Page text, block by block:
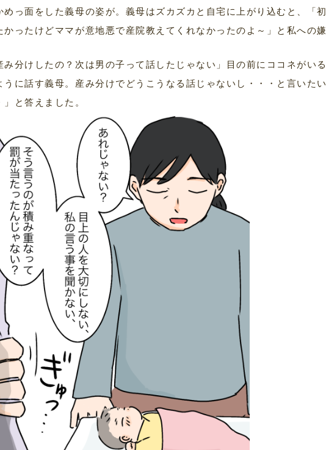
っ面をした義母の姿が。義母はズカズカと自宅に上がり込むと、「初
ったけどママが意地悪で産院教えてくれなかったのよ～」と私への嫌
み分けしたの？次は男の子って話したじゃない」目の前にココネがいる
に話す義母。産み分けでどうこうなる話じゃないし・・・と言いたい
と答えました。